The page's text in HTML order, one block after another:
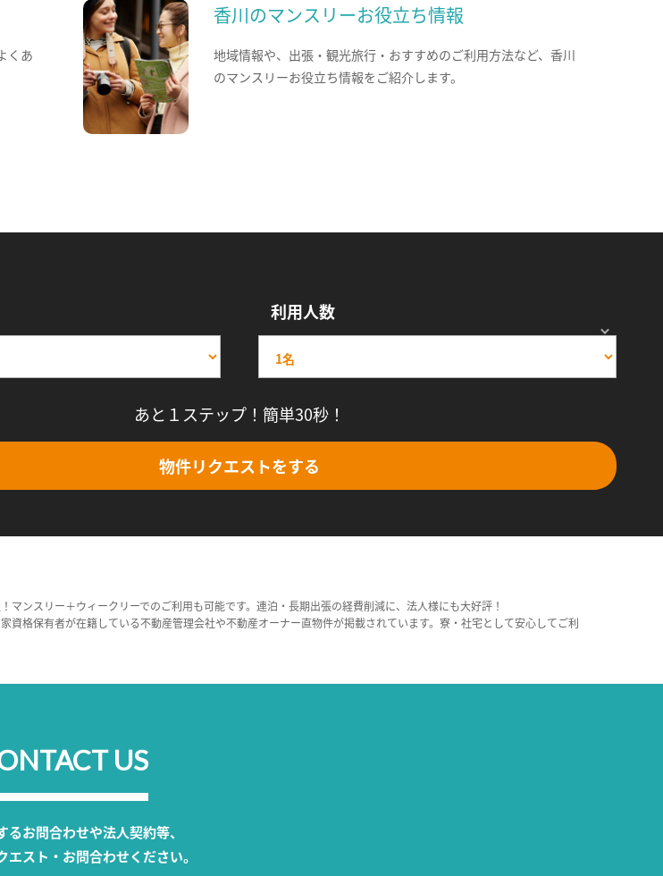
くあ
香川のマンスリーお役立ち情報
地域情報や、出張・観光旅行・おすすめのご利用方法など、香川
のマンスリーお役立ち情報をご紹介します。
利用人数
あと１ステップ！簡単30秒！
物件リクエストをする
ンスリー＋ウィークリーでのご利用も可能です。連泊・長期出張の経費削減に、法人様にも大好評！
格保有者が在籍している不動産管理会社や不動産オーナー直物件が掲載されています。寮・社宅として安心してご利
US
るお問合わせや法人契約等、
エスト・お問合わせください。